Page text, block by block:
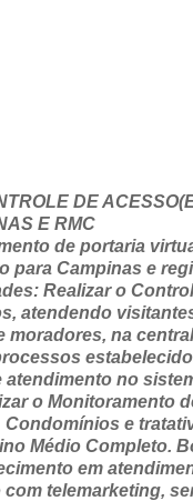
DE
E RMC
de portaria
para Campinas e
Realizar o
atendendo
moradores, na
atendimento no
o Monitoramento
Condomínios e
Médio Completo.
em
com telemarketing,